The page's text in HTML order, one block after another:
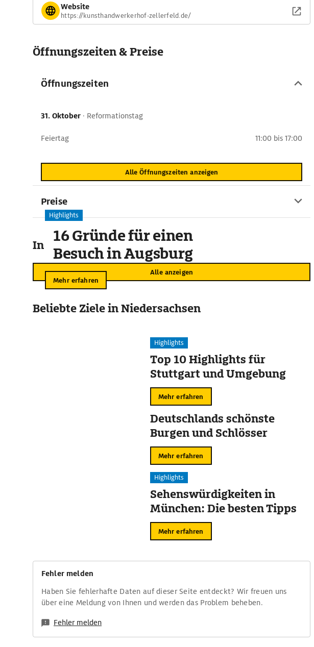
Website
https://kunsthandwerkerhof-zellerfeld.de/
Öffnungszeiten & Preise
Öffnungszeiten
31. Oktober · Reformationstag
Feiertag 11:00 bis 17:00
Alle Öffnungszeiten anzeigen
Preise
In der Umgebung
Alle anzeigen
Highlights
16 Gründe für einen
Besuch in Augsburg
Mehr erfahren
Beliebte Ziele in Niedersachsen
Highlights
Top 10 Highlights für
Stuttgart und Umgebung
Mehr erfahren
Deutschlands schönste
Burgen und Schlösser
Mehr erfahren
Highlights
Sehenswürdigkeiten in
München: Die besten Tipps
Mehr erfahren
Fehler melden
Haben Sie fehlerhafte Daten auf dieser Seite entdeckt? Wir freuen uns
über eine Meldung von Ihnen und werden das Problem beheben.
Fehler melden